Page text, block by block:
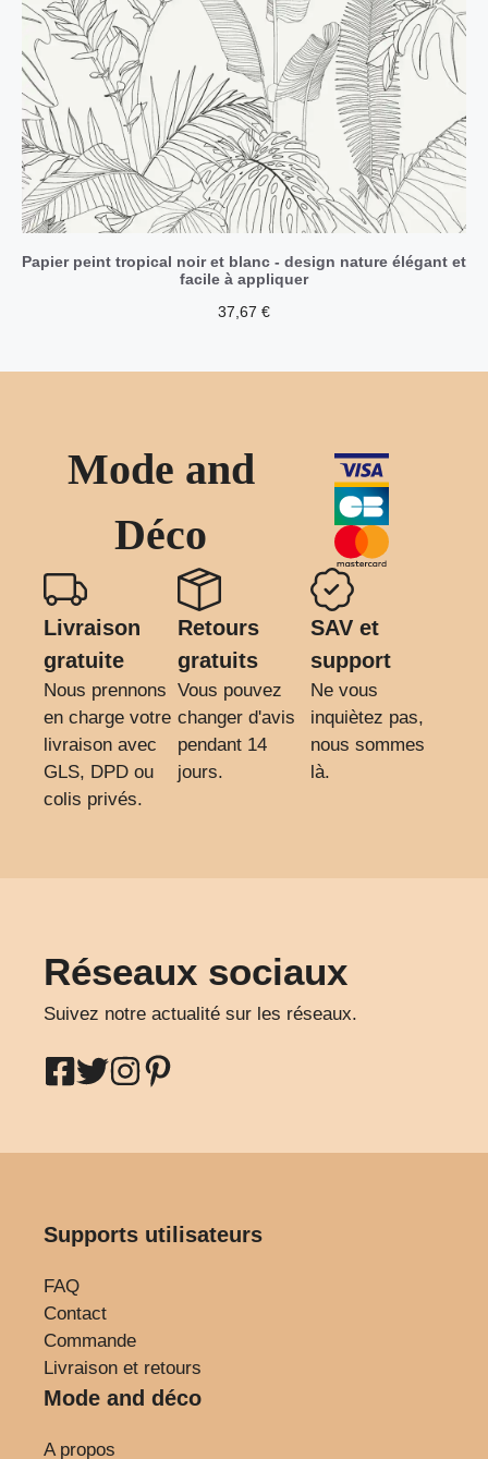
Papier peint tropical noir et blanc - design nature élégant et
facile à appliquer
37,67 €
Mode and
Déco
Livraison
gratuite
Nous prennons
en charge votre
livraison avec
GLS, DPD ou
colis privés.
Retours
gratuits
Vous pouvez
changer d'avis
pendant 14
jours.
SAV et
support
Ne vous
inquiètez pas,
nous sommes
là.
Réseaux sociaux
Suivez notre actualité sur les réseaux.
Supports utilisateurs
FAQ
Contact
Commande
Livraison et retours
Mode and déco
A propos